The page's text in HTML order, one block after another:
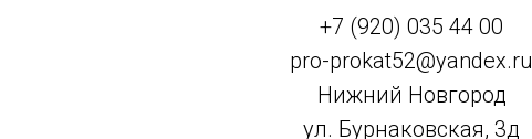
+7 (920) 035 44 00
pro-prokat52@yandex.ru
Нижний Новгород
ул. Бурнаковская, 3д